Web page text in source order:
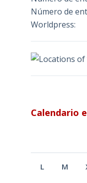
Número de
Worldpress:
Calendario
L M